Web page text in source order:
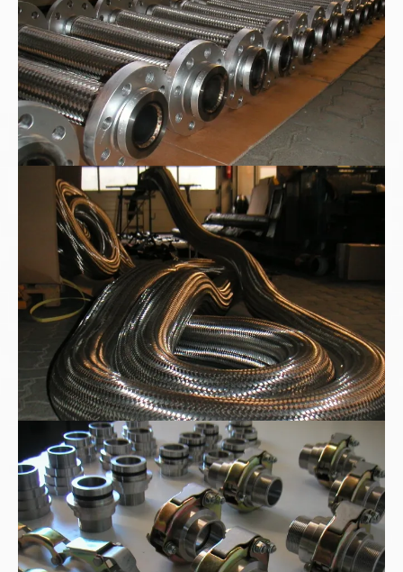
Sonderauftrag nach Kundenwunsch:
WEER-Rohrkupplungen